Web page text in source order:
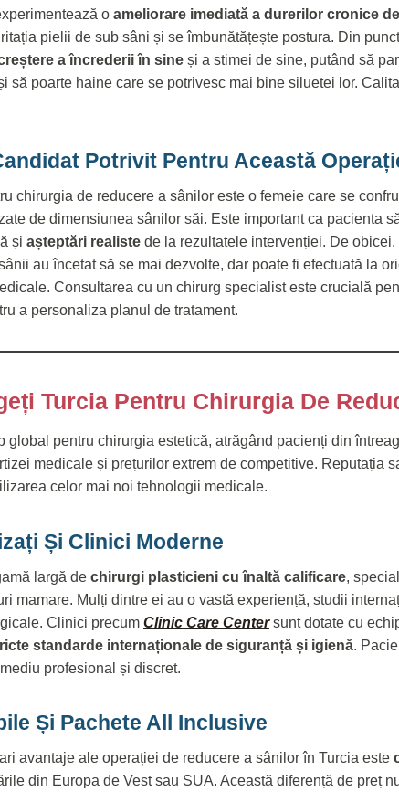
o ameliorare imediată a durerilor cronice
pielii de sub sâni și se îmbunătățește postura. Din
a încrederii în sine și a stimei de sine, putând să
să poarte haine care se potrivesc mai bine siluetei lor.
Potrivit Pentru Această
chirurgia de reducere a sânilor este o femeie care se
de dimensiunea sânilor săi. Este important ca pacienta
și așteptări realiste de la rezultatele intervenției. De
au încetat să se mai dezvolte, dar poate fi efectuată la
Consultarea cu un chirurg specialist este crucială
a personaliza planul de tratament.
Turcia Pentru Chirurgia De
global pentru chirurgia estetică, atrăgând pacienți din
medicale și prețurilor extrem de competitive. Reputația
celor mai noi tehnologii medicale.
Și Clinici Moderne
largă de chirurgi plasticieni cu înaltă calificare,
mamare. Mulți dintre ei au o vastă experiență, studii
Clinici precum Clinic Care Centersunt dotate cu
standarde internaționale de siguranță și igienă.
profesional și discret.
Și Pachete All Inclusive
avantaje ale operației de reducere a sânilor în Turcia este
din Europa de Vest sau SUA. Această diferență de preț